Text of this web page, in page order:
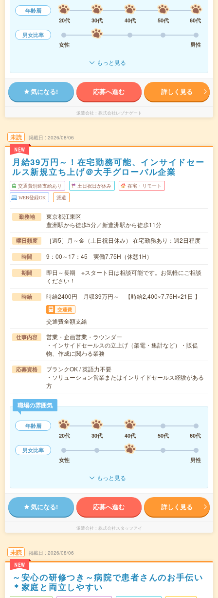
年齢層
20代
30代 40代 50代
60代
男女比率
女性
男性
もっと見る
気になる! 応募へ進む 詳しく見る
派遣会社 株式会社レゾナゲート
未読
NEW
掲載日 2026/08/06
月給39万円～！在宅勤務可能、インサイドセー
ルス新規立ち上げ＠大手グローバル企業
交通費別途支給あり 土日祝日が休み 在宅・リモート
WEB登録OK 派遣
勤務地
東京都江東区
豊洲駅から徒歩5分／新豊洲駅から徒歩11分
曜日頻度 ［週5］月～金（土日祝日休み） 在宅勤務あり：週2日程度
時間 9：00～17：45 実働7.75H（休憩1H）
期間
即日～長期 ※スタート日は相談可能です。お気軽にご相談
ください！
時給 時給2400円 月収39万円～ 【時給2,400×7.75H×21日 】
交通費
交通費全額支給
仕事内容
営業・企画営業・ラウンダー
・インサイドセールスの立上げ（架電・集計など）・販促
物、作成に関わる業務
応募資格
ブランクOK / 英語力不要
・ソリューション営業またはインサイドセールス経験がある
方
職場の雰囲気
年齢層
20代
30代 40代 50代
60代
男女比率
女性
男性
もっと見る
気になる! 応募へ進む 詳しく見る
派遣会社 株式会社スタッフアイ
未読
NEW
掲載日 2026/08/06
～安心の研修つき～病院で患者さんのお手伝い
＊家庭と両立しやすい